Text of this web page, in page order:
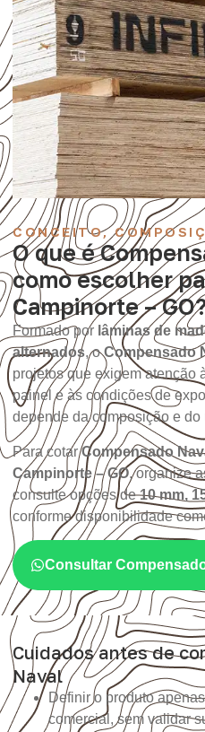
CONCEITO,
O que é
como escolher
Campinorte –
Formado por lâminas de
alternados, oCompensado
projetos que exigem atenção
painel e às condições de
depende da composição e
Para cotarCompensado
Campinorte – GO, organize
consulte opções de10 mm,
conforme disponibilidade
Consultar
Cuidados antes de
Naval
Definir o produto
comercial, sem validar